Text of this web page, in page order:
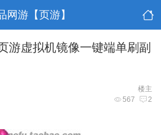
网游【页游】
游虚拟机镜像一键端单刷副
楼主
567 2